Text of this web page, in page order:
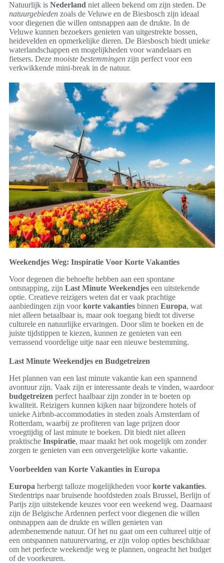
Natuurlijk is Nederland niet alleen bekend om zijn steden. De
natuurgebieden zoals de Veluwe en de Biesbosch zijn ideaal
voor diegenen die willen ontsnappen aan de drukte. In de
Veluwe kunnen bezoekers genieten van uitgestrekte bossen,
heidevelden en opmerkelijke dieren. De Biesbosch biedt unieke
waterlandschappen en mogelijkheden voor wandelaars en
fietsers. Deze mooiste bestemmingen zijn perfect voor een
verkwikkende mini-break in de natuur.
Weekendjes Weg: Inspiratie Voor Korte Vakanties
Voor degenen die behoefte hebben aan een spontane
ontsnapping, zijn Last Minute Weekendjes een uitstekende
optie. Creatieve reizigers weten dat er vaak prachtige
aanbiedingen zijn voorkorte vakanties binnen Europa, wat
niet alleen betaalbaar is, maar ook toegang biedt tot diverse
culturele en natuurlijke ervaringen. Door slim te boeken en de
juiste tijdstippen te kiezen, kunnen ze genieten van een
verrassend voordelige uitje naar een nieuwe bestemming.
Last Minute Weekendjes en Budgetreizen
Het plannen van een last minute vakantie kan een spannend
avontuur zijn. Vaak zijn er interessante deals te vinden, waardoor
budgetreizen perfect haalbaar zijn zonder in te boeten op
kwaliteit. Reizigers kunnen kijken naar bijzondere hotels of
unieke Airbnb-accommodaties in steden zoals Amsterdam of
Rotterdam, waarbij ze profiteren van lage prijzen door
vroegtijdig of last minute te boeken. Dit biedt niet alleen
praktische Inspiratie, maar maakt het ook mogelijk om zonder
zorgen te genieten van een onvergetelijke korte vakantie.
Voorbeelden van Korte Vakanties in Europa
Europa herbergt talloze mogelijkheden voorkorte vakanties.
Stedentrips naar bruisende hoofdsteden zoals Brussel, Berlijn of
Parijs zijn uitstekende keuzes voor een weekend weg. Daarnaast
zijn de Belgische Ardennen perfect voor diegenen die willen
ontsnappen aan de drukte en willen genieten van
adembenemende natuur. Of het nu gaat om een cultureel uitje of
een ontspannen natuurervaring, er zijn volop opties beschikbaar
om het perfecte weekendje weg te plannen, ongeacht het budget
of de voorkeuren.